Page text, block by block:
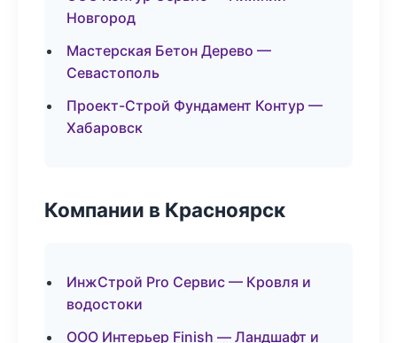
Новгород
Мастерская Бетон Дерево —
Севастополь
Проект-Строй Фундамент Контур —
Хабаровск
Компании в Красноярск
ИнжСтрой Pro Сервис — Кровля и
водостоки
ООО Интерьер Finish — Ландшафт и